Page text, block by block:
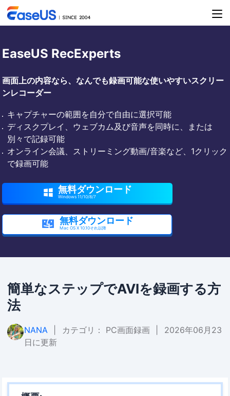
EaseUS RecExperts
画面上の内容なら、なんでも録画可能な使いやすいスクリー
ンレコーダー
キャプチャーの範囲を自分で自由に選択可能
ディスクプレイ、ウェブカム及び音声を同時に、または
別々で記録可能
オンライン会議、ストリーミング動画/音楽など、1クリック
で録画可能
 無料ダウンロード
Windows 11/10/8/7
 無料ダウンロード
Mac OS X 10.10それ以降
簡単なステップでAVIを録画する方
法
NANA カテゴリ： PC画面録画
2026年06月23
日に更新